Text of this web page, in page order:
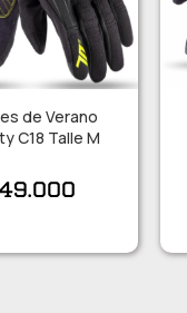
de Verano
C18 Talle M